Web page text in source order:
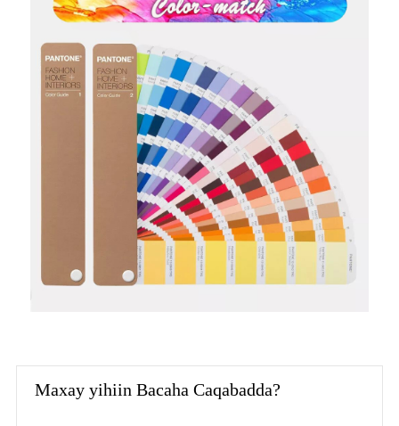
Maxay yihiin Bacaha Caqabadda?